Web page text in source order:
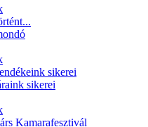
sikerei
sikerei
Kamarafesztivál